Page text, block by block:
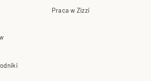
Praca w Zizzi